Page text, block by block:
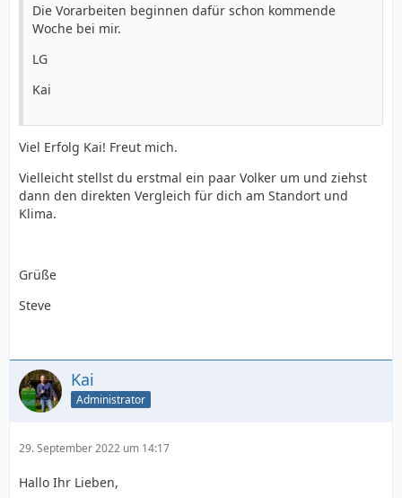
Die Vorarbeiten beginnen dafür schon kommende
Woche bei mir.
LG
Kai
Viel Erfolg Kai! Freut mich.
Vielleicht stellst du erstmal ein paar Volker um und ziehst
dann den direkten Vergleich für dich am Standort und
Klima.
Grüße
Steve
Kai
Administrator
29. September 2022 um 14:17
Hallo Ihr Lieben,